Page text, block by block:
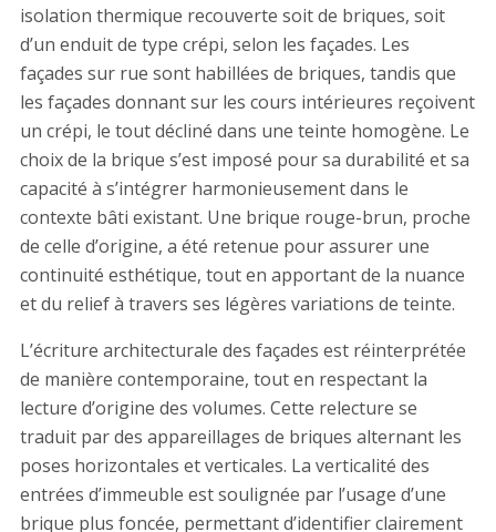
isolation thermique recouverte soit de briques, soit
d’un enduit de type crépi, selon les façades. Les
façades sur rue sont habillées de briques, tandis que
les façades donnant sur les cours intérieures reçoivent
un crépi, le tout décliné dans une teinte homogène. Le
choix de la brique s’est imposé pour sa durabilité et sa
capacité à s’intégrer harmonieusement dans le
contexte bâti existant. Une brique rouge-brun, proche
de celle d’origine, a été retenue pour assurer une
continuité esthétique, tout en apportant de la nuance
et du relief à travers ses légères variations de teinte.
L’écriture architecturale des façades est réinterprétée
de manière contemporaine, tout en respectant la
lecture d’origine des volumes. Cette relecture se
traduit par des appareillages de briques alternant les
poses horizontales et verticales. La verticalité des
entrées d’immeuble est soulignée par l’usage d’une
brique plus foncée, permettant d’identifier clairement